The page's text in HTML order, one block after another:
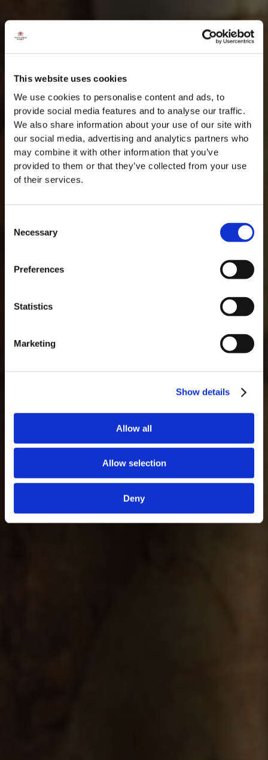
This website uses cookies
We use cookies to personalise content and ads, to
provide social media features and to analyse our traffic.
We also share information about your use of our site with
our social media, advertising and analytics partners who
may combine it with other information that you’ve
provided to them or that they’ve collected from your use
of their services.
Selection
Necessary
Preferences
Statistics
Marketing
Show details
Allow all
Allow selection
Deny
MASTERCLASSES NA TAYLOR'S
Masterclass do dia: Vargellas, disponível todos os dias às 15h. É
necessário fazer reserva.